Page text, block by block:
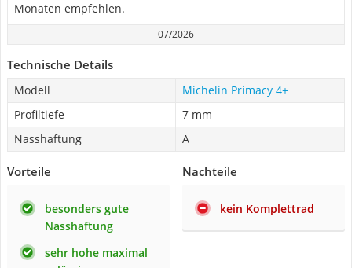
Monaten empfehlen.
07/2026
Technische Details
Modell
Michelin Primacy 4+
Profiltiefe
7 mm
Nasshaftung
A
Vorteile
besonders gute
Nasshaftung
sehr hohe maximal
Nachteile
kein Komplettrad